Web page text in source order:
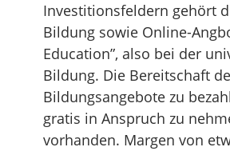
Investitionsfeldern gehört
Bildung sowie Online-
Education”, also bei der
Bildung. Die Bereitschaft
Bildungsangebote zu
gratis in Anspruch zu
vorhanden. Margen von